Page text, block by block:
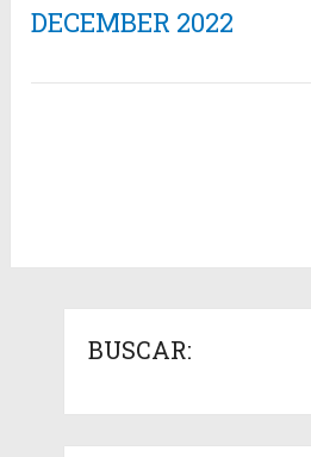
DECEMBER 2022
BUSCAR: